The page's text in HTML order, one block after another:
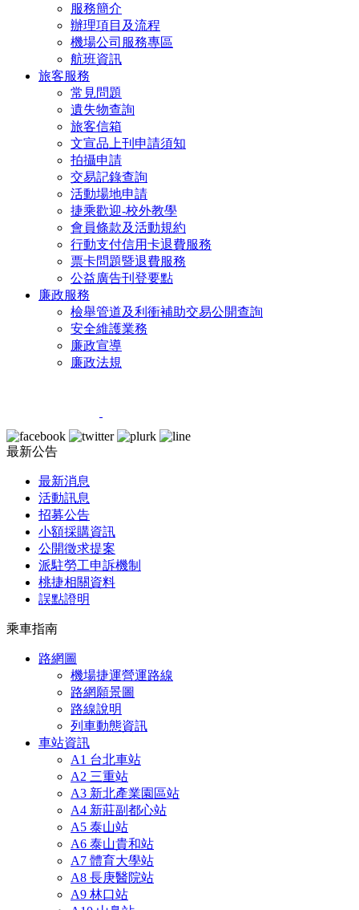
服務簡介
辦理項目及流程
機場公司服務專區
航班資訊
旅客服務
常見問題
遺失物查詢
旅客信箱
文宣品上刊申請須知
拍攝申請
交易記錄查詢
活動場地申請
捷乘歡迎-校外教學
會員條款及活動規約
行動支付信用卡退費服務
票卡問題暨退費服務
公益廣告刊登要點
廉政服務
檢舉管道及利衝補助交易公開查詢
安全維護業務
廉政宣導
廉政法規
最新公告
最新消息
活動訊息
招募公告
小額採購資訊
公開徵求提案
派駐勞工申訴機制
桃捷相關資料
誤點證明
乘車指南
路網圖
機場捷運營運路線
路網願景圖
路線說明
列車動態資訊
車站資訊
A1 台北車站
A2 三重站
A3 新北產業園區站
A4 新莊副都心站
A5 泰山站
A6 泰山貴和站
A7 體育大學站
A8 長庚醫院站
A9 林口站